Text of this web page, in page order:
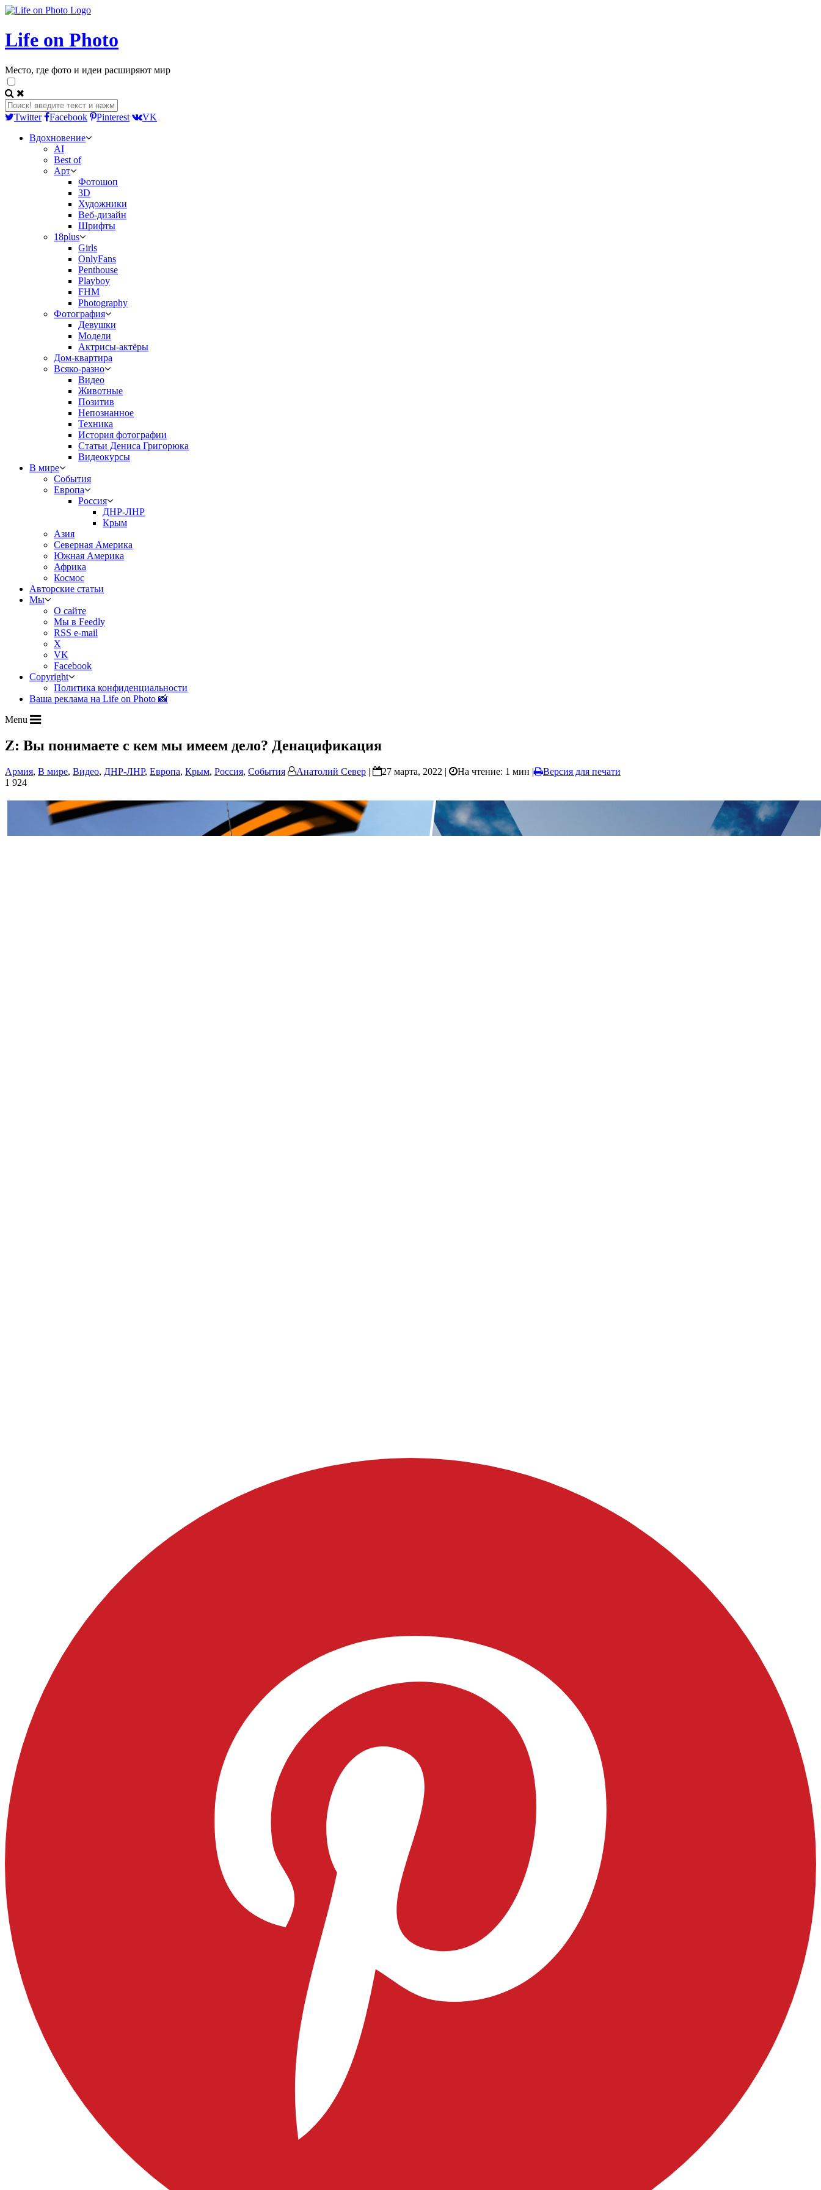
Life on Photo
Место, где фото и идеи расширяют мир
Twitter Facebook Pinterest
VK
Вдохновение
AI
Best of
Арт
Фотошоп
3D
Художники
Веб-дизайн
Шрифты
18plus
Girls
OnlyFans
Penthouse
Playboy
FHM
Photography
Фотография
Девушки
Модели
Актрисы-актёры
Дом-квартира
Всяко-разно
Видео
Животные
Позитив
Непознанное
Техника
История фотографии
Статьи Дениса Григорюка
Видеокурсы
В мире
События
Европа
Россия
ДНР-ЛНР
Крым
Азия
Северная Америка
Южная Америка
Африка
Космос
Авторские статьи
Мы
О сайте
Мы в Feedly
RSS e-mail
X
VK
Facebook
Copyright
Политика конфиденциальности
Ваша реклама на Life on Photo 📸
Menu
Z: Вы понимаете с кем мы имеем дело? Денацификация
Армия, В мире, Видео, ДНР-ЛНР, Европа, Крым, Россия, События Анатолий Север | 27 марта, 2022 | На чтение: 1 мин |
Версия для печати
1 924